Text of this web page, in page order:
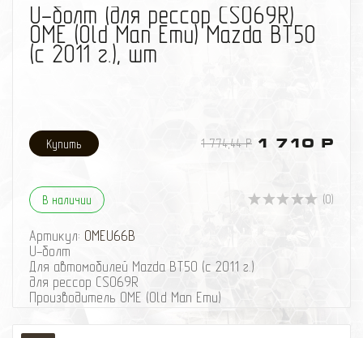
U-болт (для рессор CS069R)
OME (Old Man Emu) Mazda BT50
(с 2011 г.), шт
1 774,44 Р 1 710 Р
В наличии (0)
Артикул: OMEU66B
U-болт
Для автомобилей Mazda BT50 (с 2011 г.)
для рессор CS069R
Производитель OME (Old Man Emu)